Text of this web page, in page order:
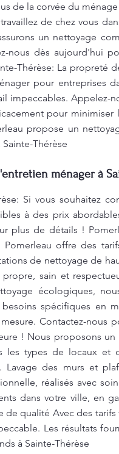
de la corvée du
de chez vous
un nettoyage
nous dès aujourd'hui
Thérèse: La propreté
pour entreprises
impeccables.
pour
propose un
Thérèse
ménager à
Si vous souhaitez
à des prix
plus de détails !
offre des
de nettoyage de
sain et
écologiques,
spécifiques en
Contactez-nous
! Nous proposons
les types de locaux et
des murs et
réalisés avec
dans votre ville, en
de qualité Avec des
Les résultats
à Sainte-Thérèse